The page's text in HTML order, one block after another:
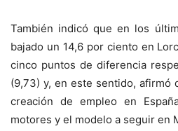
También indicó que en los
bajado un 14,6 por ciento en
cinco puntos de diferencia
(9,73) y, en este sentido, afirmó
creación de empleo en
motores y el modelo a seguir en